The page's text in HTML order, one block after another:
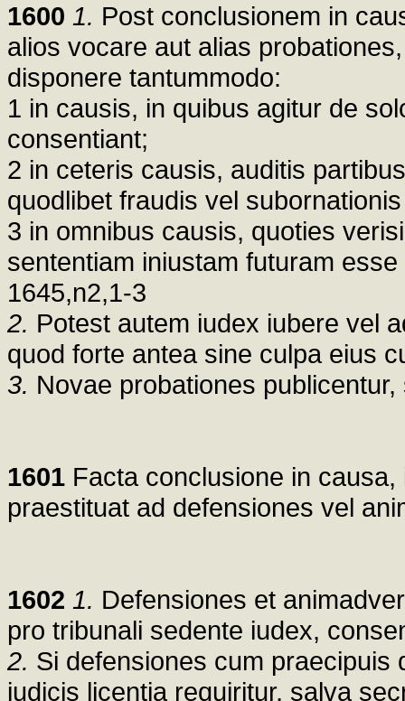
1600 1. Post conclusionem in
alios vocare aut alias
disponere tantummodo:
1 in causis, in quibus agitur de
consentiant;
2 in ceteris causis, auditis
quodlibet fraudis vel
3 in omnibus causis, quoties
sententiam iniustam futuram
1645,n2,1-3
2. Potest autem iudex iubere vel
quod forte antea sine culpa eius
3. Novae probationes
1601 Facta conclusione in
praestituat ad defensiones vel
1602 1. Defensiones et
pro tribunali sedente iudex,
2. Si defensiones cum praecipuis
iudicis licentia requiritur, salva